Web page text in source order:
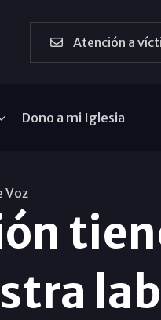
Atención a
Dono a mi Iglesia
Voz